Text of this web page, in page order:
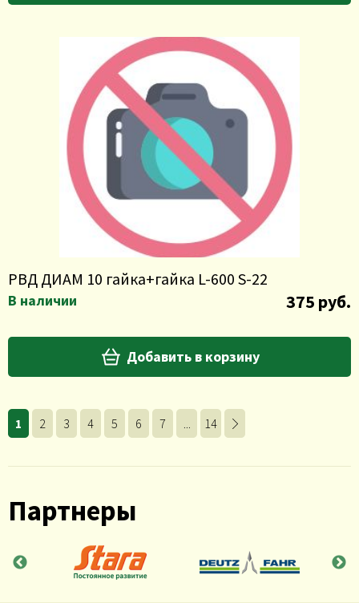
РВД ДИАМ 10 гайка+гайка L-600 S-22
В наличии 375 руб.
Добавить в корзину
1 2 3 4 5 6 7 ... 14
Партнеры